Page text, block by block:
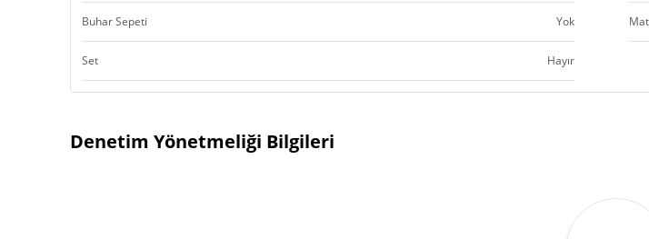
Buhar Sepeti Yok
Set Hayır
Denetim Yönetmeliği Bilgileri